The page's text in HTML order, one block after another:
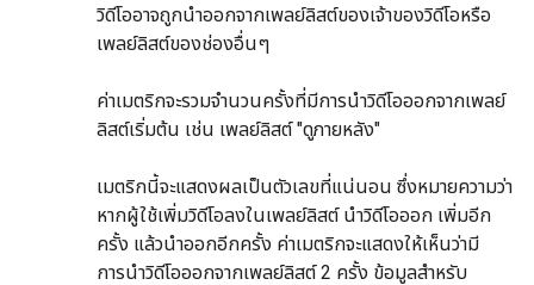
วิดีโออาจถูกนำออกจากเพลย์ลิสต์ของเจ้าของวิดีโอหรือ
เพลย์ลิสต์ของช่องอื่นๆ
ค่าเมตริกจะรวมจำนวนครั้งที่มีการนำวิดีโอออกจากเพลย์
ลิสต์เริ่มต้น เช่น เพลย์ลิสต์ "ดูภายหลัง"
เมตริกนี้จะแสดงผลเป็นตัวเลขที่แน่นอน ซึ่งหมายความว่า
หากผู้ใช้เพิ่มวิดีโอลงในเพลย์ลิสต์ นำวิดีโอออก เพิ่มอีก
ครั้ง แล้วนำออกอีกครั้ง ค่าเมตริกจะแสดงให้เห็นว่ามี
การนำวิดีโอออกจากเพลย์ลิสต์ 2 ครั้ง ข้อมูลสำหรับ